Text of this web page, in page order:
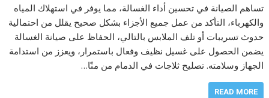
تساهم الصيانة في تحسين أداء الغسالة، مما يوفر في استهلاك المياه
والكهرباء، التأكد من عمل جميع الأجزاء بشكل صحيح يقلل من احتمالية
حدوث تسريبات أو تلف الملابس بالتالي، الحفاظ على صيانة الغسالة
يضمن الحصول على غسيل نظيف وفعال باستمرار، ويعزز من استدامة
الجهاز وسلامته. تصليح ثلاجات في الدمام من منّا…
READ MORE